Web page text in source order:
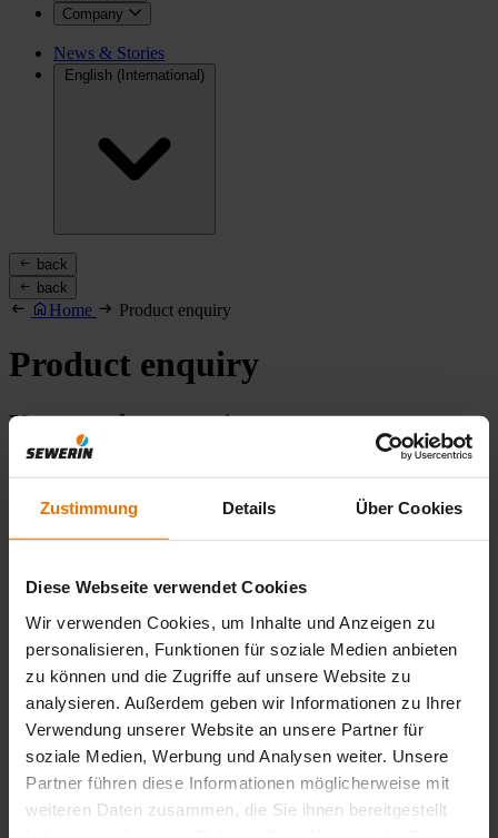
Zustimmung Details Über Cookies
Diese Webseite verwendet Cookies
Wir verwenden Cookies, um Inhalte und Anzeigen zu
personalisieren, Funktionen für soziale Medien anbieten
zu können und die Zugriffe auf unsere Website zu
analysieren. Außerdem geben wir Informationen zu Ihrer
Verwendung unserer Website an unsere Partner für
soziale Medien, Werbung und Analysen weiter. Unsere
Partner führen diese Informationen möglicherweise mit
weiteren Daten zusammen, die Sie ihnen bereitgestellt
Company
News & Stories
English (International)
back
back
Home Product enquiry
Product enquiry
Your product enquiry
Product name
Your contact details
Company
*
Name
*
E-Mail adress
*
Phone